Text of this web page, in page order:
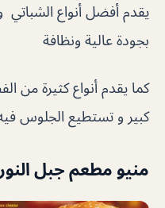
يقدم أفضل أنواع الشباتي
بجودة عالية ونظافة
كما يقدم أنواع كثيرة من
كبير و تستطيع الجلوس
منيو مطعم جبل النور